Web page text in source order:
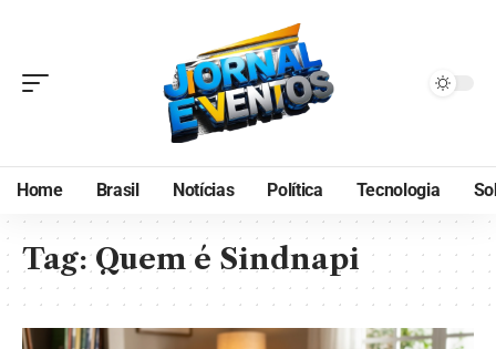
Home Brasil Notícias Política Tecnologia
Tag:Quem é Sindnapi